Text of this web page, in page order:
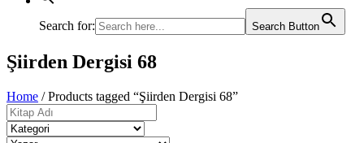
Search for: Search Button
Şiirden Dergisi 68
Home / Products tagged “Şiirden Dergisi 68”